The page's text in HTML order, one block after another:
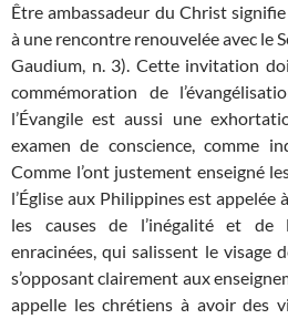
Être ambassadeur du Christ
à une rencontre renouvelée avec le
Gaudium, n. 3). Cette invitation
commémoration de
l’Évangile est aussi une
examen de conscience, comme
Comme l’ont justement enseigné
l’Église aux Philippines est
les causes de l’inégalité et de
enracinées, qui salissent le visage
s’opposant clairement aux
appelle les chrétiens à avoir des